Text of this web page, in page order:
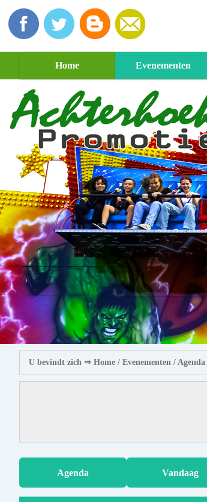
Home Evenementen
U bevindt zich ⇒ Home / Evenementen / Agenda
Agenda Vandaag